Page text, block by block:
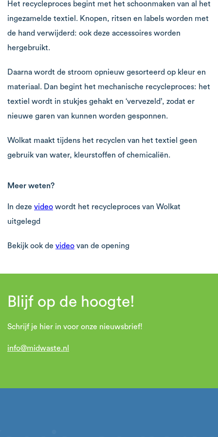
Het recycleproces begint met het schoonmaken van al het
ingezamelde textiel. Knopen, ritsen en labels worden met
de hand verwijderd: ook deze accessoires worden
hergebruikt.
Daarna wordt de stroom opnieuw gesorteerd op kleur en
materiaal. Dan begint het mechanische recycleproces: het
textiel wordt in stukjes gehakt en ‘vervezeld’, zodat er
nieuwe garen van kunnen worden gesponnen.
Wolkat maakt tijdens het recyclen van het textiel geen
gebruik van water, kleurstoffen of chemicaliën.
Meer weten?
In deze video wordt het recycleproces van Wolkat
uitgelegd
Bekijk ook de video van de opening
Blijf op de hoogte!
Schrijf je hier in voor onze nieuwsbrief!
info@midwaste.nl